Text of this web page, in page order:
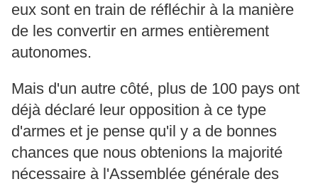
eux sont en train de réfléchir à la manière
de les convertir en armes entièrement
autonomes.
Mais d'un autre côté, plus de 100 pays ont
déjà déclaré leur opposition à ce type
d'armes et je pense qu'il y a de bonnes
chances que nous obtenions la majorité
nécessaire à l'Assemblée générale des